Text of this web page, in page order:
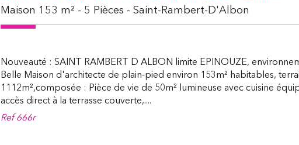
Maison 153 m² - 5 Pièces - Saint-Rambert-D'Albon
Nouveauté : SAINT RAMBERT D ALBON limite EPINOUZE,
Belle Maison d'architecte de plain-pied environ 153m² habitables,
1112m²,composée : Pièce de vie de 50m² lumineuse avec cuisine
accès direct à la terrasse couverte,....
Ref666r